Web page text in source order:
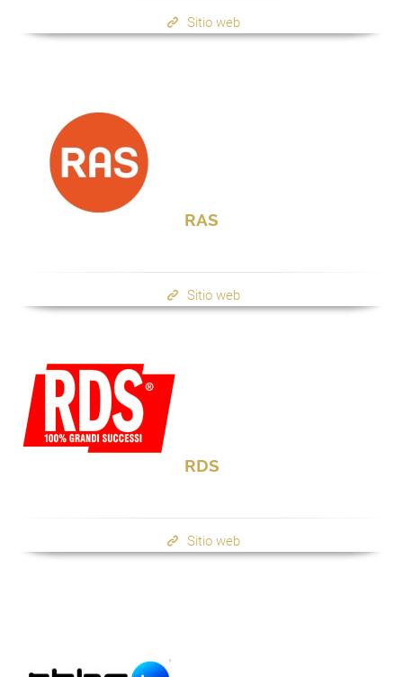
Sitio web
RAS
Sitio web
RDS
Sitio web